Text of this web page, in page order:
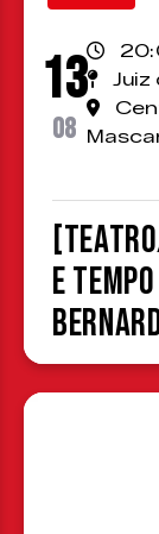
13
08
Juiz
e